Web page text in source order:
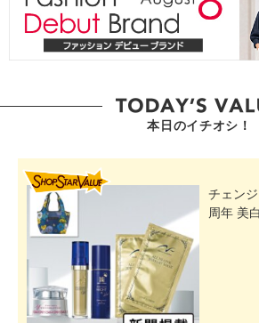
本日のイチオシ！
チェン
周年 美